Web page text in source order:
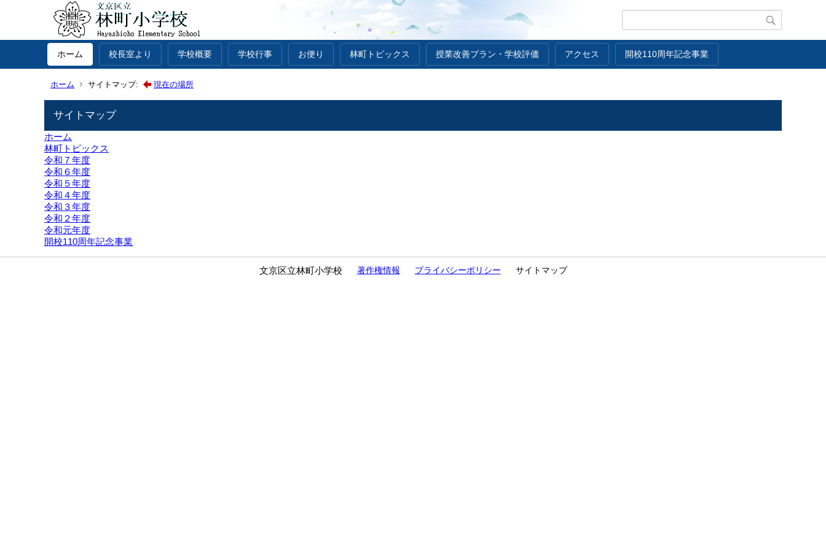
ホーム 校長室より 学校概要 学校行事 お便り 林町トピックス 授業改善プラン・学校評価 アクセス 開校110周年記念事業
ホーム サイトマップ: 現在の場所
サイトマップ
ホーム
林町トピックス
令和７年度
令和６年度
令和５年度
令和４年度
令和３年度
令和２年度
令和元年度
開校110周年記念事業
文京区立林町小学校 著作権情報 プライバシーポリシー サイトマップ